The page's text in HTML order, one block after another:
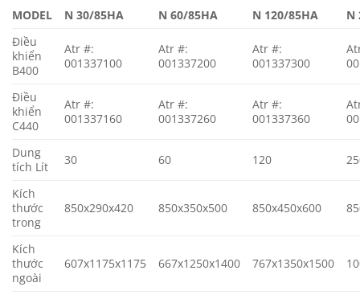
MODEL N 30/85HA N 60/85HA N 120/85HA
N
Điều
khiển
B400
Atr #:
001337100
Atr #:
001337200
Atr #:
001337300
Điều
khiển
C440
Atr #:
001337160
Atr #:
001337260
Atr #:
001337360
Dung
tích Lít
30 60 120
Kích
thước
trong
850x290x420 850x350x500 850x450x600
Kích
thước
ngoài
607x1175x1175 667x1250x1400 767x1350x1500